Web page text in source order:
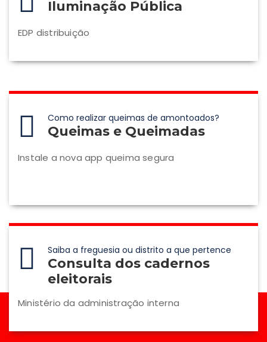
Iluminação Pública
EDP distribuição
Como realizar queimas de amontoados?
Queimas e Queimadas
Instale a nova app queima segura
Saiba a freguesia ou distrito a que pertence
Consulta dos cadernos
eleitorais
Ministério da administração interna